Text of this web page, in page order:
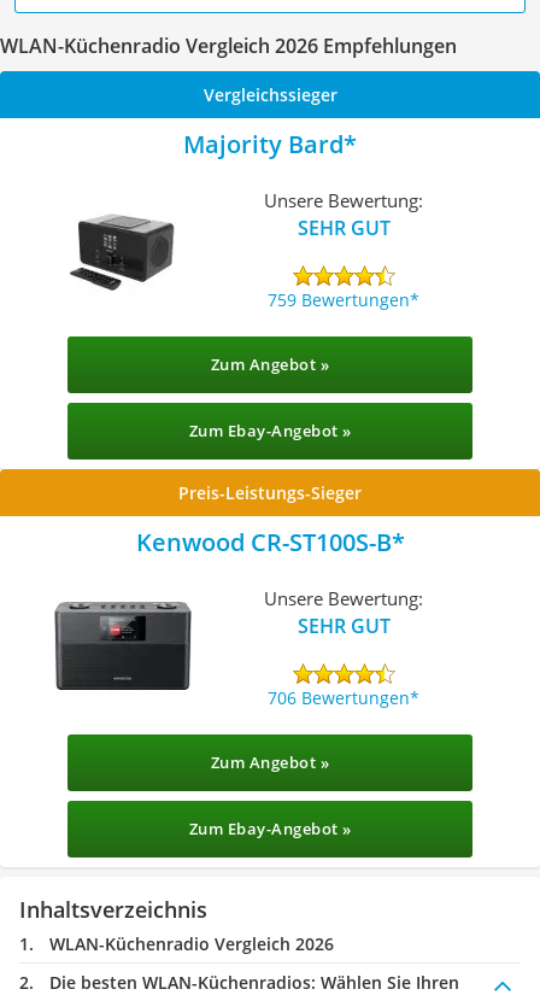
WLAN-Küchenradio Vergleich 2026 Empfehlungen
Vergleichssieger
Majority Bard
Unsere Bewertung:
SEHR GUT
759 Bewertungen
Zum Angebot »
Zum Ebay-Angebot »
Preis-Leistungs-Sieger
Kenwood CR-ST100S-B
Unsere Bewertung:
SEHR GUT
706 Bewertungen
Zum Angebot »
Zum Ebay-Angebot »
Inhaltsverzeichnis
WLAN-Küchenradio Vergleich 2026
Die besten WLAN-Küchenradios: Wählen Sie Ihren